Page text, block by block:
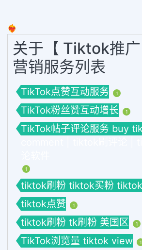
❤️‍🔥
关于【 Tiktok推
营销服务列表
TikTok点赞互动服务 1
TikTok粉丝赞互动增长 1
TikTok帖子评论服务 buy
1
tiktok刷粉 tiktok买粉
tiktok点赞 1
tiktok刷粉 tk刷粉 美国区 1
TikTok浏览量 tiktok view 1